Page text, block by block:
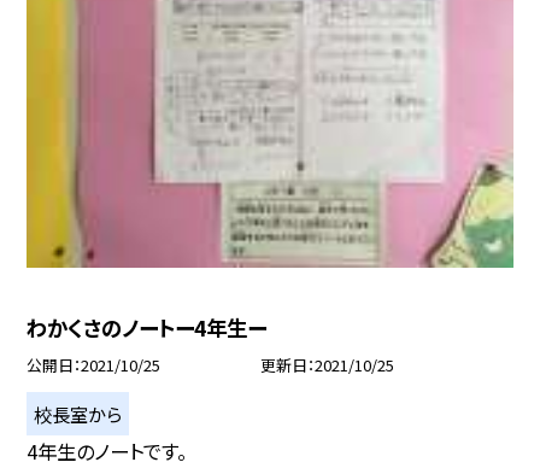
わかくさのノートー4年生ー
公開日 2021/10/25 更新日 2021/10/25
校長室から
4年生のノートです。